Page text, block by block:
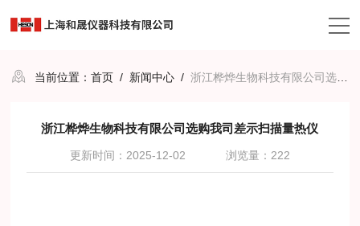
当前位置：首页 / 新闻中心 /浙江桦烨生物科技有限公司选购我司差示扫描量热仪
浙江桦烨生物科技有限公司选购我司差示扫描量热仪
更新时间：2025-12-02 浏览量：222